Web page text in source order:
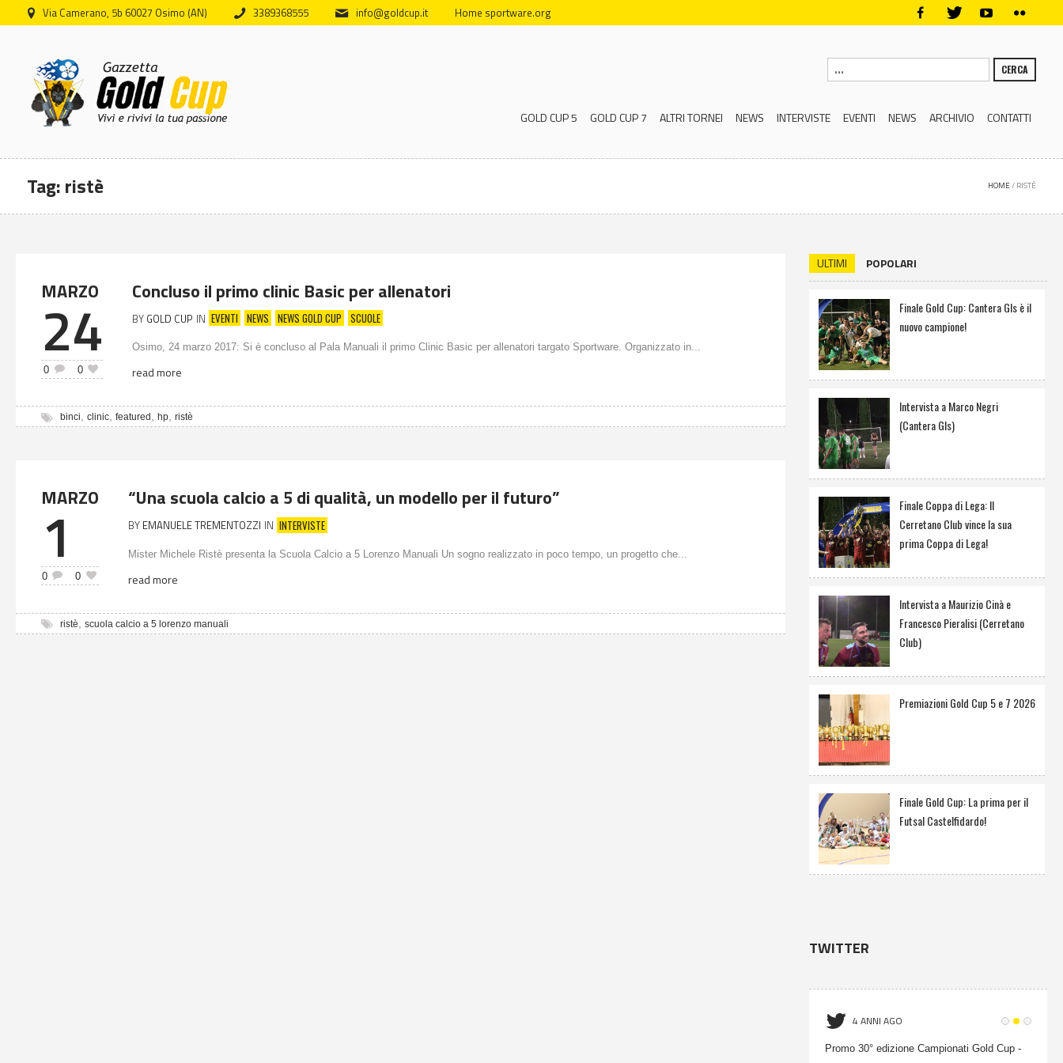
Via Camerano, 5b 60027 Osimo (AN) 3389368555 info@goldcup.it Home sportware.org
CERCA
GOLD CUP 5 GOLD CUP 7 ALTRI TORNEI NEWS INTERVISTE EVENTI NEWS ARCHIVIO CONTATTI
Tag:ristè HOME/ RISTÈ
MARZO
24
0 0
Concluso il primo clinic Basic per allenatori
BY GOLD CUP IN EVENTI NEWS NEWS GOLD CUP SCUOLE
Osimo, 24 marzo 2017: Si è concluso al Pala Manuali il primo Clinic Basic per allenatori targato Sportware. Organizzato in...
read more
binci, clinic, featured , hp, ristè
MARZO
1
0 0
“Una scuola calcio a 5 di qualità, un modello per il futuro”
BY EMANUELE TREMENTOZZI IN INTERVISTE
Mister Michele Ristè presenta la Scuola Calcio a 5 Lorenzo Manuali Un sogno realizzato in poco tempo, un progetto che...
read more
ristè scuola calcio a 5 lorenzo manuali
ULTIMI POPOLARI
Finale Gold Cup: Cantera Gls è il
nuovo campione!
Intervista a Marco Negri
(Cantera Gls)
Finale Coppa di Lega: Il
Cerretano Club vince la sua
prima Coppa di Lega!
Intervista a Maurizio Cinà e
Francesco Pieralisi (Cerretano
Club)
Premiazioni Gold Cup 5 e 7 2026
Finale Gold Cup: La prima per il
Futsal Castelfidardo!
TWITTER
4 ANNI AGO
Promo 30° edizione Campionati Gold Cup -